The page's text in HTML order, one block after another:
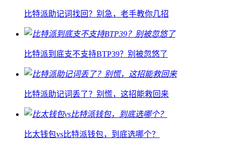
比特派助记词找回？别急，老手教你几招
比特派到底支不支持BTP39？别被忽悠了
比特派助记词丢了？别慌，这招能救回来
比太钱包vs比特派钱包，到底选哪个？